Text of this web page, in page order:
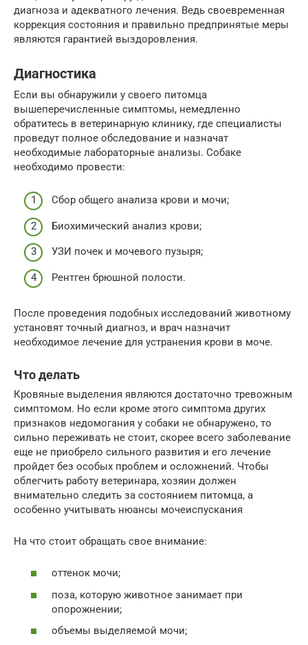
диагноза и адекватного лечения. Ведь своевременная
коррекция состояния и правильно предпринятые меры
являются гарантией выздоровления.
Диагностика
Если вы обнаружили у своего питомца
вышеперечисленные симптомы, немедленно
обратитесь в ветеринарную клинику, где специалисты
проведут полное обследование и назначат
необходимые лабораторные анализы. Собаке
необходимо провести:
Сбор общего анализа крови и мочи;
Биохимический анализ крови;
УЗИ почек и мочевого пузыря;
Рентген брюшной полости.
После проведения подобных исследований животному
установят точный диагноз, и врач назначит
необходимое лечение для устранения крови в моче.
Что делать
Кровяные выделения являются достаточно тревожным
симптомом. Но если кроме этого симптома других
признаков недомогания у собаки не обнаружено, то
сильно переживать не стоит, скорее всего заболевание
еще не приобрело сильного развития и его лечение
пройдет без особых проблем и осложнений. Чтобы
облегчить работу ветеринара, хозяин должен
внимательно следить за состоянием питомца, а
особенно учитывать нюансы мочеиспускания
На что стоит обращать свое внимание:
оттенок мочи;
поза, которую животное занимает при
опорожнении;
объемы выделяемой мочи;